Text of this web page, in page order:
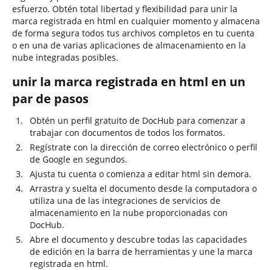
esfuerzo. Obtén total libertad y flexibilidad para unir la
marca registrada en html en cualquier momento y almacena
de forma segura todos tus archivos completos en tu cuenta
o en una de varias aplicaciones de almacenamiento en la
nube integradas posibles.
unir la marca registrada en html en un
par de pasos
Obtén un perfil gratuito de DocHub para comenzar a
trabajar con documentos de todos los formatos.
Regístrate con la dirección de correo electrónico o perfil
de Google en segundos.
Ajusta tu cuenta o comienza a editar html sin demora.
Arrastra y suelta el documento desde la computadora o
utiliza una de las integraciones de servicios de
almacenamiento en la nube proporcionadas con
DocHub.
Abre el documento y descubre todas las capacidades
de edición en la barra de herramientas y une la marca
registrada en html.